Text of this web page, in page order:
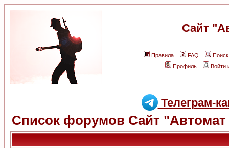
Сайт
Правила FAQ
Поиск
Профиль
Войти
Телеграм-
Список форумов Сайт "Автомат